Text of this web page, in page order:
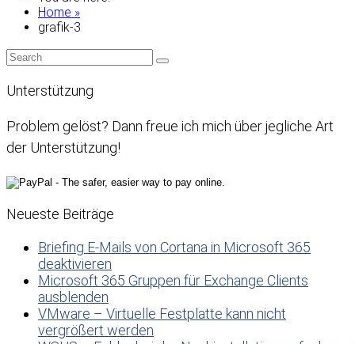
Home »
grafik-3
Unterstützung
Problem gelöst? Dann freue ich mich über jegliche Art
der Unterstützung!
Neueste Beiträge
Briefing E-Mails von Cortana in Microsoft 365
deaktivieren
Microsoft 365 Gruppen für Exchange Clients
ausblenden
VMware – Virtuelle Festplatte kann nicht
vergrößert werden